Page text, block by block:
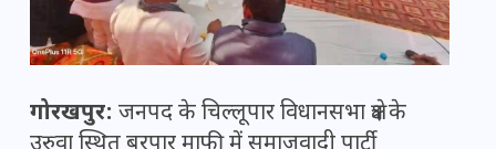
गोरखपुर: जनपद के चिल्लूपार विधानसभा क्षेत्र के